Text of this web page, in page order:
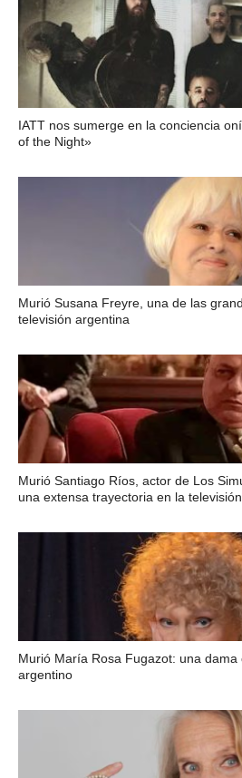
IATT nos sumerge en la conciencia
of the Night»
Murió Susana Freyre, una de las
televisión argentina
Murió Santiago Ríos, actor de Los
una extensa trayectoria en la
Murió María Rosa Fugazot: una dama
argentino